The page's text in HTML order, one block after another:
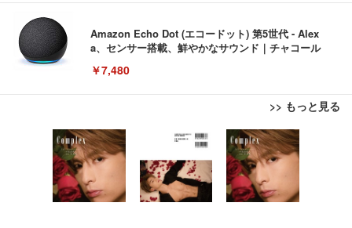
Amazon Echo Dot (エコードット) 第5世代 - Alex
a、センサー搭載、鮮やかなサウンド｜チャコール
￥7,480
>> もっと見る
[EdoErgo] オフィスチェア 椅子 テレワーク 疲れな
い 跳ね上げ式アームレスト コンパクト 約105度ロッ
キング pc 事務椅子 360度回転 座面昇降 強化ナイロ
ン樹脂ベース 通気性メッシュ 在宅ワーク H-WY01
(黒網+黒枠+黒足)
￥5,699
EIZO ビジネス向けプレミアムモニター | FlexScan
EV3240X-WT | 31.5型4K UHD・USB Type-C・ホワ
イト
￥105,595
Amazonベーシック ペットシーツ 薄型 レギュラー 1
回使い捨て 無香料 ホワイト 300枚
￥3,373